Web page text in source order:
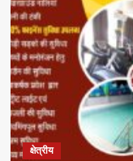
क्षेत्रीय